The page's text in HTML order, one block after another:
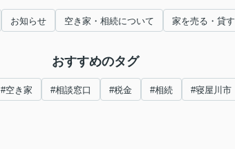
お知らせ 空き家・相続について 家を売る・貸す
おすすめのタグ
#空き家 #相談窓口 #税金 #相続 #寝屋川市